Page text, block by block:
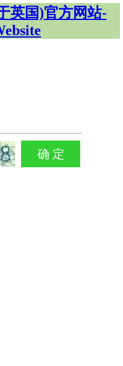
英国)官方网站-